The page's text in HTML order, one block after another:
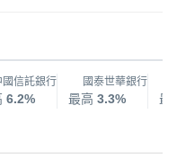
國信託銀行
6.2%
國泰世華銀行
最高 3.3% 最